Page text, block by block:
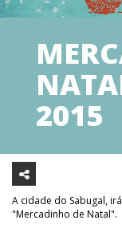
2015
A cidade do Sabugal,
"Mercadinho de Natal".